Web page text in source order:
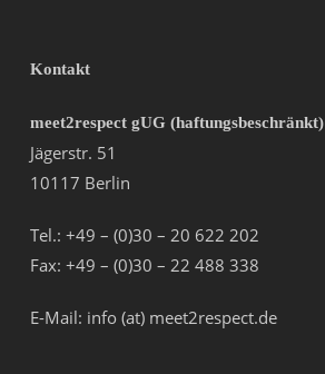
Kontakt
meet2respect gUG (haftungsbeschränkt)
Jägerstr. 51
10117 Berlin
Tel.: +49 – (0)30 – 20 622 202
Fax: +49 – (0)30 – 22 488 338
E-Mail: info (at) meet2respect.de